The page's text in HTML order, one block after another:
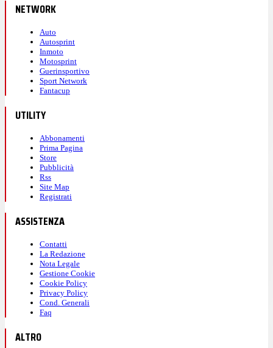
NETWORK
Auto
Autosprint
Inmoto
Motosprint
Guerinsportivo
Sport Network
Fantacup
UTILITY
Abbonamenti
Prima Pagina
Store
Pubblicità
Rss
Site Map
Registrati
ASSISTENZA
Contatti
La Redazione
Nota Legale
Gestione Cookie
Cookie Policy
Privacy Policy
Cond. Generali
Faq
ALTRO